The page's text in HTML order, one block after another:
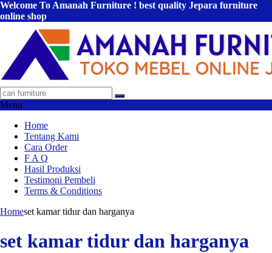
Welcome To Amanah Furniture ! best quality Jepara furniture
online shop
Menu
Home
Tentang Kami
Cara Order
F A Q
Hasil Produksi
Testimoni Pembeli
Terms & Conditions
Homeset kamar tidur dan harganya
set kamar tidur dan harganya